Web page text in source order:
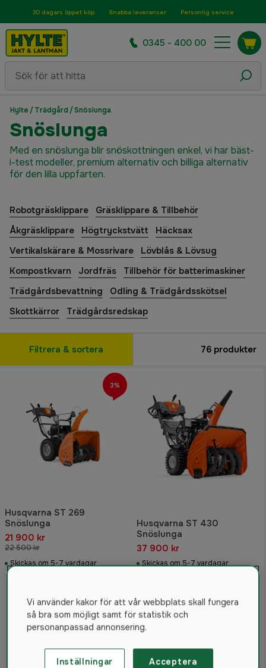
30 dagars öppet köp Snabba leveranser Personlig service
0345 - 400 00
Hylte /Trädgård /Snöslunga
Snöslunga
Med en snöslunga blir snöskottningen enkel, vi har bäst-
i-test modeller, premium alternativ och billiga alternativ
för den lilla uppfarten.
Robotgräsklippare
Gräsklippare & Tillbehör
Åkgräsklippare
Högtryckstvätt
Häcksax
Vertikalskärare & Mossrivare
Lövblås & Lövsug
Kompostkvarn
Jordfräs
Tillbehör för batterimaskiner
Trädgårdsbevattning
Odling & Trädgårdsskötsel
Skottkärror
Trädgårdsredskap
Filtrera & sortera 76 produkter
Husqvarna ST 269
Snöslunga
21 900 kr
22 500 kr
Skickas om 5-7 vardagar
3%
Husqvarna ST 430
Snöslunga
37 900 kr
Skickas om 5-7 vardagar
Vi använder kakor för att vår webbplats skall fungera
så bra som möjligt samt för statistik och
personanpassad annonsering.
Inställningar Acceptera